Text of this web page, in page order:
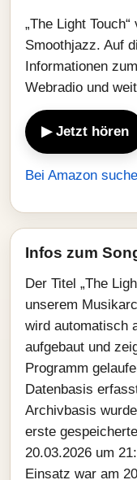
„The Light
Smoothjazz. Auf
Informationen
Webradio und
▶ Jetzt hören
Bei Amazon
Infos zum
Der Titel „The
unserem
wird automatisch
aufgebaut und
Programm
Datenbasis
Archivbasis
erste
20.03.2026 um
Einsatz war am